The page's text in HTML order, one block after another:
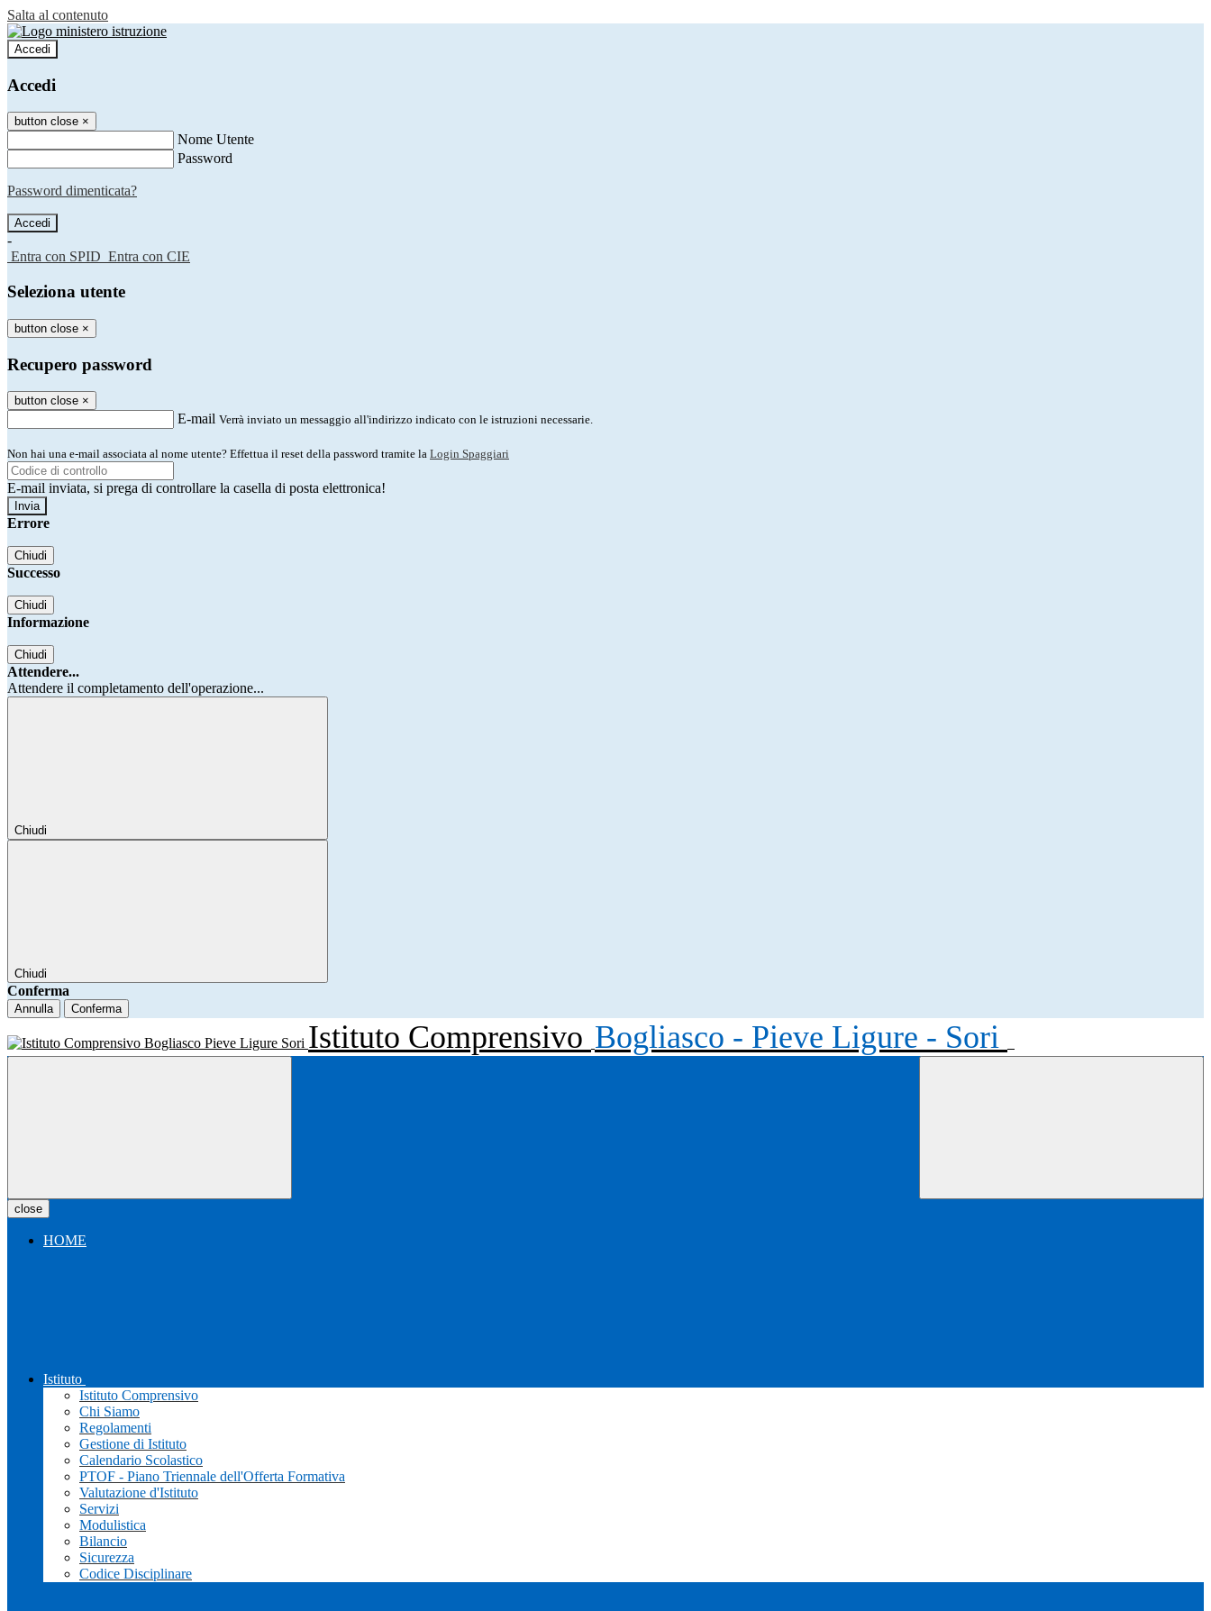
Salta al contenuto
Accedi
Accedi
button close ×
Nome Utente
Password
Password dimenticata?
-
Entra con SPID Entra con CIE
Seleziona utente
button close ×
Recupero password
button close ×
E-mail Verrà inviato un messaggio all'indirizzo indicato con le istruzioni necessarie.
Non hai una e-mail associata al nome utente? Effettua il reset della password tramite la Login Spaggiari
E-mail inviata, si prega di controllare la casella di posta elettronica!
Errore
Chiudi
Successo
Chiudi
Informazione
Chiudi
Attendere...
Attendere il completamento dell'operazione...
Chiudi
Chiudi
Conferma
Annulla Conferma
Istituto Comprensivo Bogliasco - Pieve Ligure - Sori
close
HOME
Istituto
Istituto Comprensivo
Chi Siamo
Regolamenti
Gestione di Istituto
Calendario Scolastico
PTOF - Piano Triennale dell'Offerta Formativa
Valutazione d'Istituto
Servizi
Modulistica
Bilancio
Sicurezza
Codice Disciplinare